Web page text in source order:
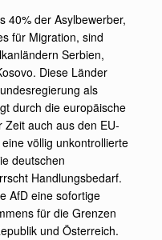
40% der Asylbewerber,
für Migration, sind
Serbien,
Diese Länder
als
durch die europäische
auch aus den EU-
völlig unkontrollierte
deutschen
Handlungsbedarf.
AfD eine sofortige
für die Grenzen
und Österreich.